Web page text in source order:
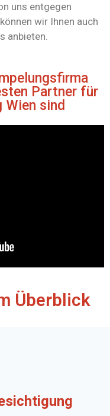
uns entgegen
wir Ihnen auch
anbieten.
Partner für
Wien sind
Überblick